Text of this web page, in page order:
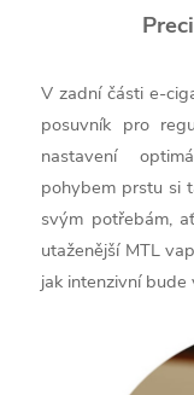
V zadní části e-
posuvník pro
nastavení
pohybem prstu si
svým potřebám,
utaženější MTL
jak intenzivní bude